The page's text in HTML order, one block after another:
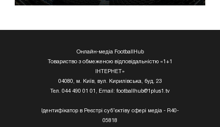
Онлайн-медіа FootballHub
Товариство з обмеженою відповідальністю «1+1
ІНТЕРНЕТ»
04080, м. Київ, вул. Кирилівська, буд. 23
Тел. 044 490 01 01, Email: footballhub@1plus1.tv
Ідентифікатор в Реєстрі суб’єктіву сфері медіа - R40-
05818